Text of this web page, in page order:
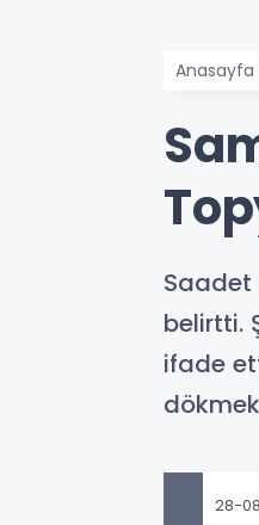
Anasayfa
Saadet
belirtti.
ifade
28-